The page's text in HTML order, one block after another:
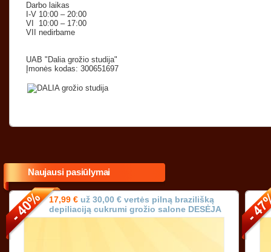
Darbo laikas
I-V 10:00 – 20:00
VI 10:00 – 17:00
VII nedirbame
UAB "Dalia grožio studija"
Įmonės kodas: 300651697
Naujausi pasiūlymai
17,99 € už 30,00 € vertės pilną brazilišką
depiliaciją cukrumi grožio salone DESĖJA
Vilniuje!